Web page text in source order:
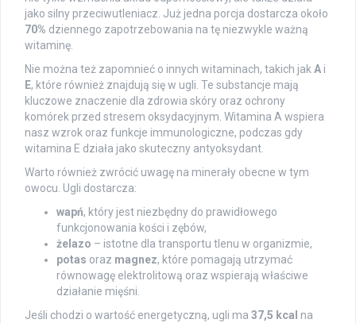
jako silny przeciwutleniacz. Już jedna porcja dostarcza około
70% dziennego zapotrzebowania na tę niezwykle ważną
witaminę.
Nie można też zapomnieć o innych witaminach, takich jakA i
E, które również znajdują się w ugli. Te substancje mają
kluczowe znaczenie dla zdrowia skóry oraz ochrony
komórek przed stresem oksydacyjnym. Witamina A wspiera
nasz wzrok oraz funkcje immunologiczne, podczas gdy
witamina E działa jako skuteczny antyoksydant.
Warto również zwrócić uwagę na minerały obecne w tym
owocu. Ugli dostarcza:
wapń, który jest niezbędny do prawidłowego
funkcjonowania kości i zębów,
żelazo – istotne dla transportu tlenu w organizmie,
potas oraz magnez, które pomagają utrzymać
równowagę elektrolitową oraz wspierają właściwe
działanie mięśni.
Jeśli chodzi o wartość energetyczną, ugli ma 37,5 kcal na